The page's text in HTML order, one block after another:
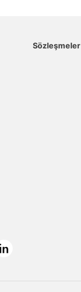
Sözleşmeler